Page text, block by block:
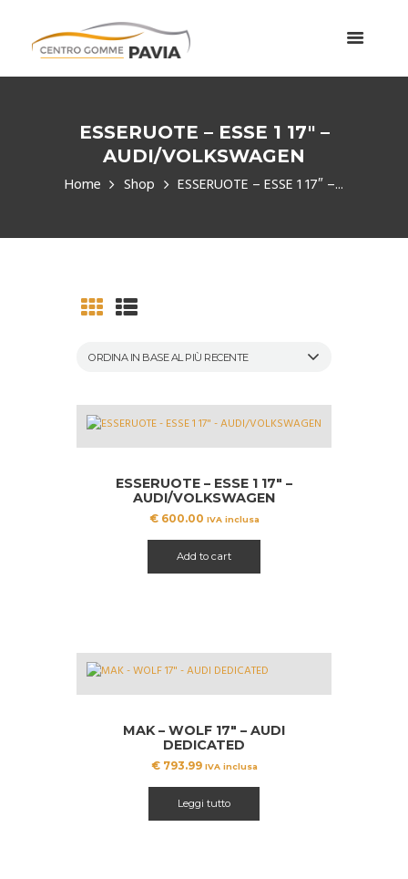
ESSERUOTE – ESSE 1 17″ –
AUDI/VOLKSWAGEN
Home Shop ESSERUOTE – ESSE 1 17″ –...
ESSERUOTE – ESSE 1 17″ –
AUDI/VOLKSWAGEN
€600.00 IVA inclusa
Add to cart
MAK – WOLF 17″ – AUDI
DEDICATED
€793.99 IVA inclusa
Leggi tutto